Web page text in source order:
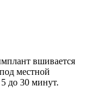
вшивается
местной
до 30 минут.